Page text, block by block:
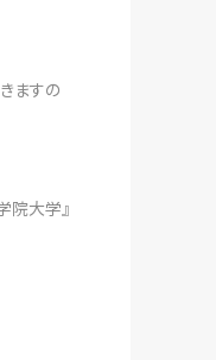
ますの
院大学』